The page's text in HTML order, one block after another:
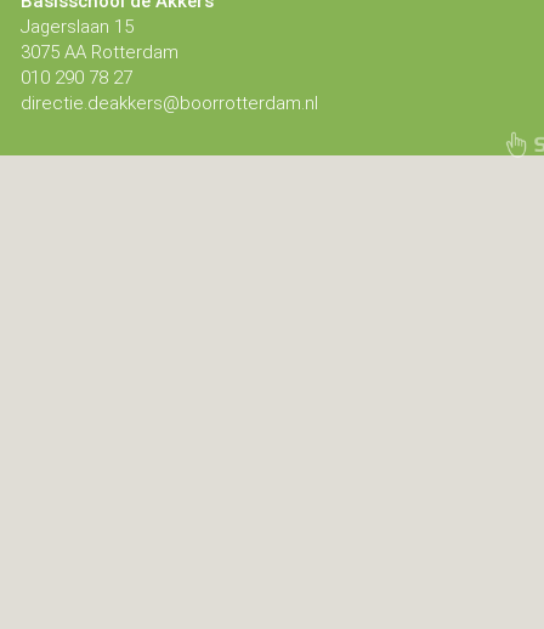
Jagerslaan 15
3075 AA Rotterdam
010 290 78 27
directie.deakkers@boorrotterdam.nl